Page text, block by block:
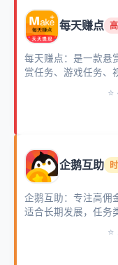
每天赚点
每天赚点：是一款悬
赏任务、游戏任务、
有详细的介绍，新
企鹅互助
企鹅互助：专注高佣
适合长期发展，任务